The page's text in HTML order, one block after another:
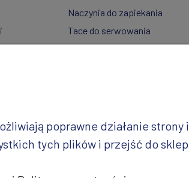
Naczynia do zapiekania
Tace do serwowania
Wazy
poprawne działanie
tych plików i przejść do